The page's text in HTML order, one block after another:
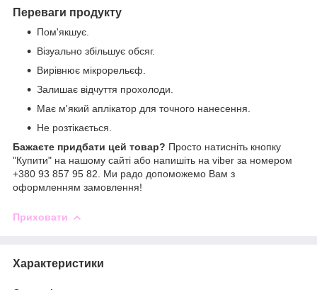
Переваги продукту
Пом'якшує.
Візуально збільшує обсяг.
Вирівнює мікрорельєф.
Залишає відчуття прохолоди.
Має м'який аплікатор для точного нанесення.
Не розтікається.
Бажаєте придбати цей товар? Просто натисніть кнопку
"Купити" на нашому сайті або напишіть на viber за номером
+380 93 857 95 82. Ми радо допоможемо Вам з
оформленням замовлення!
Приховати
Характеристики